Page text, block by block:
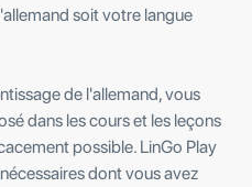
soit votre langue
de l'allemand, vous
dans les cours et les leçons
possible. LinGo Play
dont vous avez